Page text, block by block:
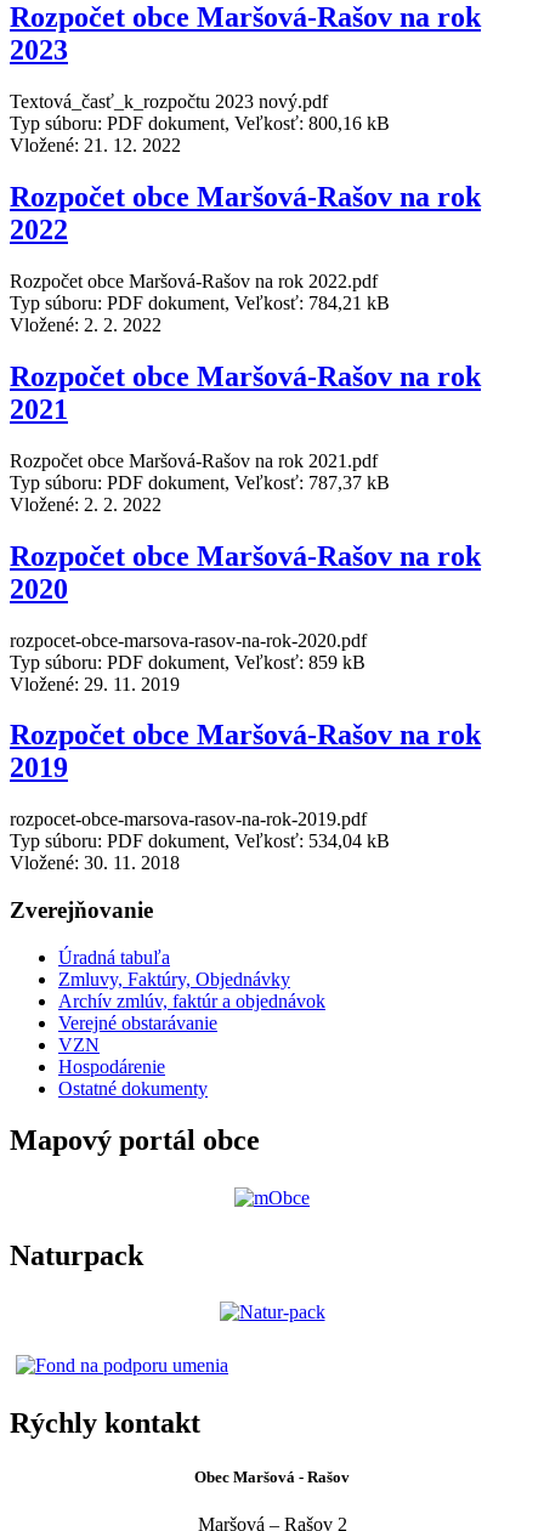
Rozpočet obce Maršová-Rašov na rok
2023
Textová_časť_k_rozpočtu 2023 nový.pdf
Typ súboru: PDF dokument, Veľkosť: 800,16 kB
Vložené: 21. 12. 2022
Rozpočet obce Maršová-Rašov na rok
2022
Rozpočet obce Maršová-Rašov na rok 2022.pdf
Typ súboru: PDF dokument, Veľkosť: 784,21 kB
Vložené: 2. 2. 2022
Rozpočet obce Maršová-Rašov na rok
2021
Rozpočet obce Maršová-Rašov na rok 2021.pdf
Typ súboru: PDF dokument, Veľkosť: 787,37 kB
Vložené: 2. 2. 2022
Rozpočet obce Maršová-Rašov na rok
2020
rozpocet-obce-marsova-rasov-na-rok-2020.pdf
Typ súboru: PDF dokument, Veľkosť: 859 kB
Vložené: 29. 11. 2019
Rozpočet obce Maršová-Rašov na rok
2019
rozpocet-obce-marsova-rasov-na-rok-2019.pdf
Typ súboru: PDF dokument, Veľkosť: 534,04 kB
Vložené: 30. 11. 2018
Zverejňovanie
Úradná tabuľa
Zmluvy, Faktúry, Objednávky
Archív zmlúv, faktúr a objednávok
Verejné obstarávanie
VZN
Hospodárenie
Ostatné dokumenty
Mapový portál obce
Naturpack
Rýchly kontakt
Obec Maršová - Rašov
Maršová – Rašov 2